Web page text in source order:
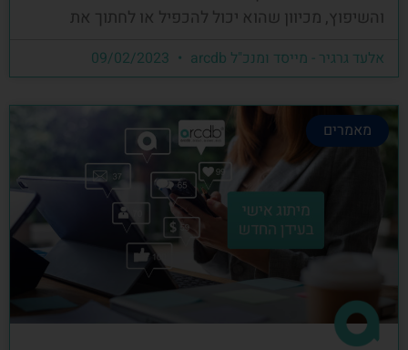
והשיפוץ, מכיוון שהוא יכול להכפיל או לחתוך את
אלעד גרגיר - מייסד ומנכ"ל arcdb
מאמרים